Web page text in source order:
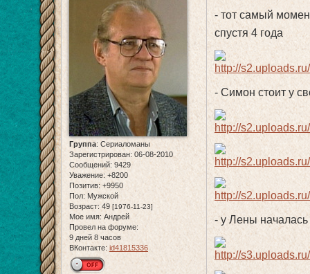
Группа: Сериаломаны
Зарегистрирован: 06-08-2010
Сообщений: 9429
Уважение: +8200
Позитив: +9950
Пол: Мужской
Возраст: 49 [1976-11-23]
Мое имя: Андрей
Провел на форуме:
9 дней 8 часов
ВКонтакте: id41815336
- тот самый
спустя 4 года
- Симон стоит у
- у Лены